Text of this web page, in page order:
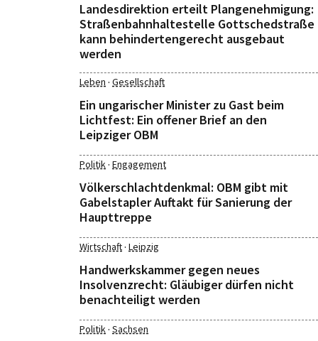
Landesdirektion erteilt Plangenehmigung:
Straßenbahnhaltestelle Gottschedstraße
kann behindertengerecht ausgebaut
werden
Leben · Gesellschaft
Ein ungarischer Minister zu Gast beim
Lichtfest: Ein offener Brief an den
Leipziger OBM
Politik· Engagement
Völkerschlachtdenkmal: OBM gibt mit
Gabelstapler Auftakt für Sanierung der
Haupttreppe
Wirtschaft· Leipzig
Handwerkskammer gegen neues
Insolvenzrecht: Gläubiger dürfen nicht
benachteiligt werden
Politik· Sachsen